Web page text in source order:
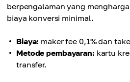
berpengalaman yang
biaya konversi minimal.
Biaya: maker fee 0,1% dan
Metode pembayaran: kartu
transfer.